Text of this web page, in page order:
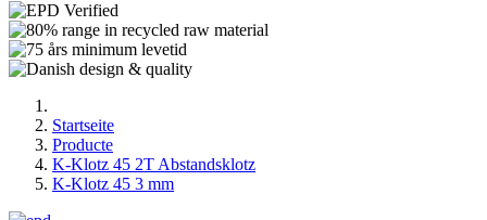
Startseite
Producte
K-Klotz 45 2T Abstandsklotz
K-Klotz 45 3 mm